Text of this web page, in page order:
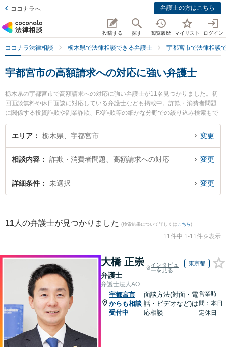
ココナラへ 弁護士の方はこちら
投稿する 探す 閲覧履歴 マイリスト ログイン
ココナラ法律相談 栃木県で法律相談できる弁護士 宇都宮市で法律相談
宇都宮市の高額請求への対応に強い弁護士
栃木県の宇都宮市で高額請求への対応に強い弁護士が11名見つかりました。初
回面談無料や休日面談に対応している弁護士なども掲載中。詐欺・消費者問題
に関係する投資詐欺や副業詐欺、FX詐欺等の細かな分野での絞り込み検索もで
き便利です。特に稲葉勉法律事務所の染谷 耕平弁護士や弁護士法人高木・尾畑
法律事務所の尾畑 慧弁護士、弁護士法人栃のふたば法律事務所の小坂 誉弁護士
したい』『高額請求への対応のトラブル解決の実績豊富な近くの弁護士を検索
したい』『初回相談無料で高額請求への対応を法律相談できる宇都宮市内の弁
護士に相談予約したい』などでお困りの相談者さんにおすすめです。
エリア 栃木県、宇都宮市 変更
相談内容 詐欺・消費者問題、高額請求への対応 変更
詳細条件 未選択 変更
11 人の弁護士が見つかりました (検索結果について詳しくは こちら)
11件中 1-11件を表示
大橋 正崇
弁護士
インタビュ
ーを見る
東京都
弁護士法人AO
宇都宮市
からも相談
受付中
面談方法(対面・電
話・ビデオなど)は
応相談
営業時
間：本日
定休日